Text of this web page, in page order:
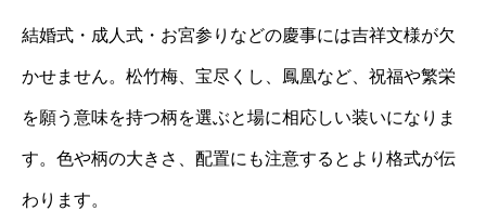
結婚式・成人式・お宮参りなどの慶事には吉祥文様が欠
かせません。松竹梅、宝尽くし、鳳凰など、祝福や繁栄
を願う意味を持つ柄を選ぶと場に相応しい装いになりま
す。色や柄の大きさ、配置にも注意するとより格式が伝
わります。